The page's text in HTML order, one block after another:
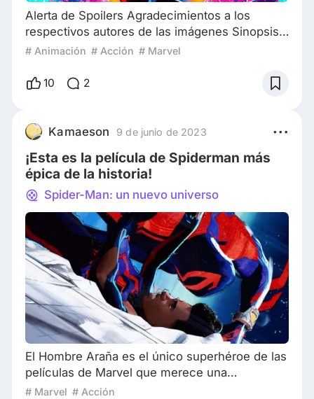
Alerta de Spoilers Agradecimientos a los
respectivos autores de las imágenes Sinopsis
de Spider-Man: Across the Spider-Verse: Un
the Spider-verse, Miles Morales, el Spider-Man
The Spot (La Mancha en español) empieza a
causar destrucción en distintas dimensiones.
Pa
# Animación # Acción # Marvel
10 2
Kamaeson 9 de junio de 2023
¡Esta es la película de Spiderman más
épica de la historia!
Spider-Man: un nuevo universo
El Hombre Araña es el único superhéroe de las
películas de Marvel que merece una
interpretación seria. Lleva tres etiquetas
# Marvel # Acción